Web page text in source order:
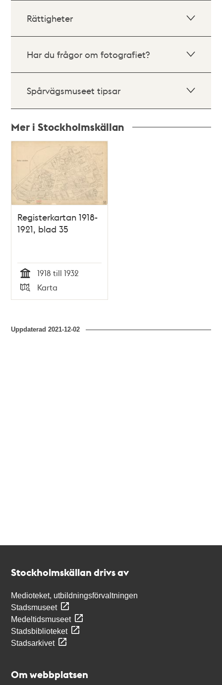
Rättigheter
Har du frågor om fotografiet?
Spårvägsmuseet tipsar
Mer i Stockholmskällan
poster
teman
Registerkartan 1918-
1921, blad 35
Tid
1918 till 1932
Typ
Karta
Uppdaterad2021-12-02
Stockholmskällan drivs av
Medioteket, utbildningsförvaltningen
Stadsmuseet
Medeltidsmuseet
Stadsbiblioteket
Stadsarkivet
Om webbplatsen